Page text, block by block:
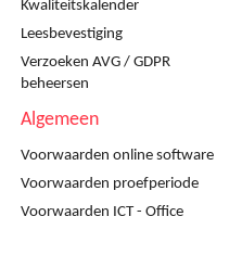
Kwaliteitskalender
Leesbevestiging
Verzoeken AVG / GDPR
beheersen
Algemeen
Voorwaarden online software
Voorwaarden proefperiode
Voorwaarden ICT - Office